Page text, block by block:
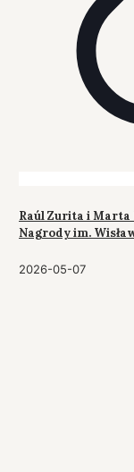
Raúl Zurita i
Nagrody im.
2026-05-07